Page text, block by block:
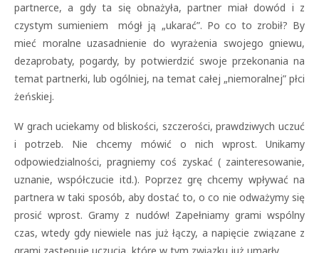
partnerce, a gdy ta się obnażyła, partner miał dowód i z
czystym sumieniem mógł ją „ukarać”. Po co to zrobił? By
mieć moralne uzasadnienie do wyrażenia swojego gniewu,
dezaprobaty, pogardy, by potwierdzić swoje przekonania na
temat partnerki, lub ogólniej, na temat całej „niemoralnej” płci
żeńskiej.
W grach uciekamy od bliskości, szczerości, prawdziwych uczuć
i potrzeb. Nie chcemy mówić o nich wprost. Unikamy
odpowiedzialności, pragniemy coś zyskać ( zainteresowanie,
uznanie, współczucie itd.). Poprzez grę chcemy wpływać na
partnera w taki sposób, aby dostać to, o co nie odważymy się
prosić wprost. Gramy z nudów! Zapełniamy grami wspólny
czas, wtedy gdy niewiele nas już łączy, a napięcie związane z